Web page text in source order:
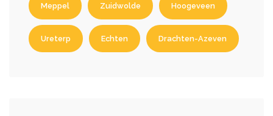
Meppel Zuidwolde Hoogeveen
Ureterp Echten Drachten-Azeven